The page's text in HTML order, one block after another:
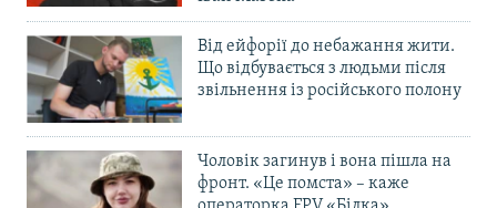
Від ейфорії до небажання жити.
Що відбувається з людьми після
звільнення із російського полону
Чоловік загинув і вона пішла на
фронт. «Це помста» – каже